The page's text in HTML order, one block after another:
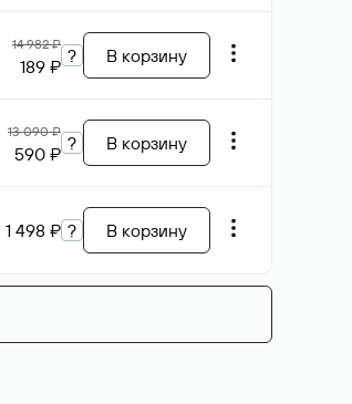
14 982 ₽
189 ₽ ? В корзину
13 090 ₽
590 ₽ ? В корзину
1 498 ₽ ? В корзину